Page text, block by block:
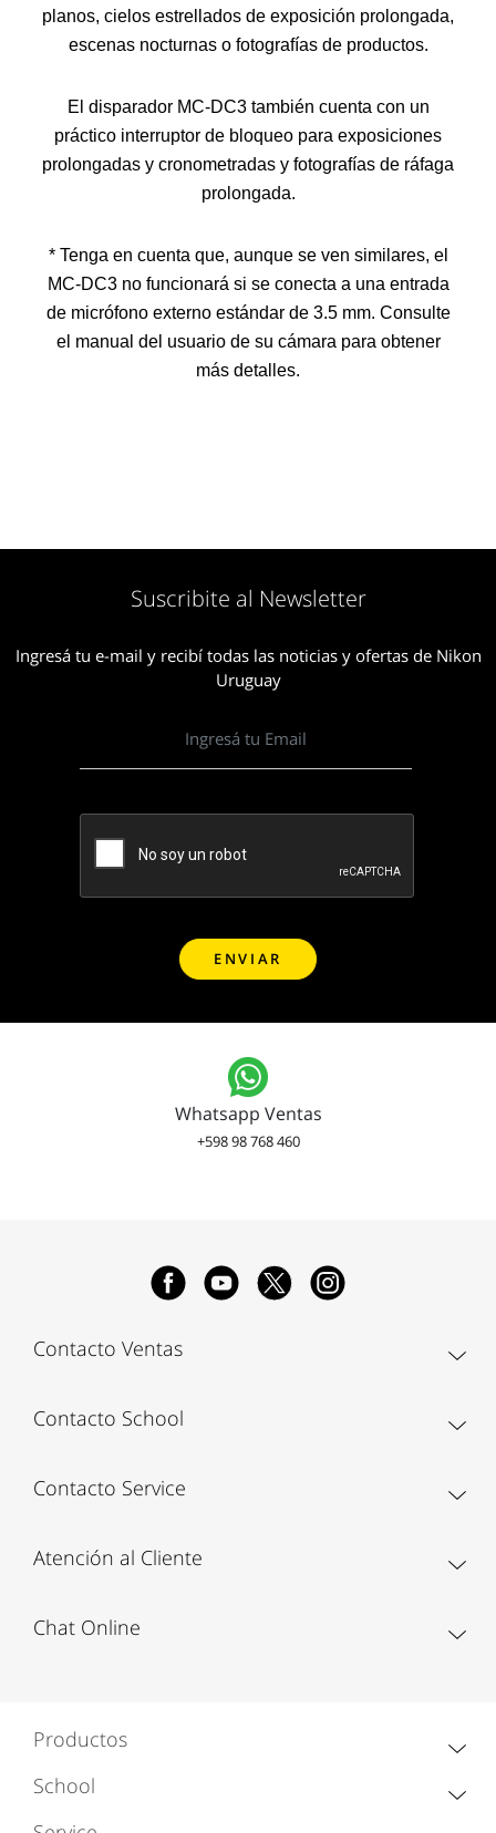
planos, cielos estrellados de exposición prolongada,
escenas nocturnas o fotografías de productos.
El disparador MC-DC3 también cuenta con un
práctico interruptor de bloqueo para exposiciones
prolongadas y cronometradas y fotografías de ráfaga
prolongada.
* Tenga en cuenta que, aunque se ven similares, el
MC-DC3 no funcionará si se conecta a una entrada
de micrófono externo estándar de 3.5 mm. Consulte
el manual del usuario de su cámara para obtener
más detalles.
Suscribite al Newsletter
Ingresá tu e-mail y recibí todas las noticias y ofertas de Nikon
Uruguay
Whatsapp Ventas
+598 98 768 460
Contacto Ventas
Contacto School
Contacto Service
Atención al Cliente
Chat Online
Productos
School